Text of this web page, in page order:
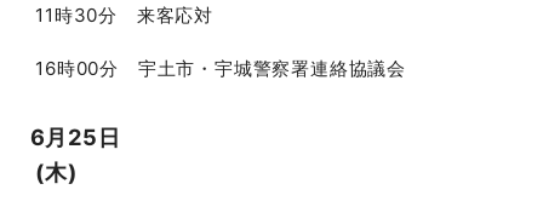
11時30分 来客応対
16時00分 宇土市・宇城警察署連絡協議会
6月25日
(木)